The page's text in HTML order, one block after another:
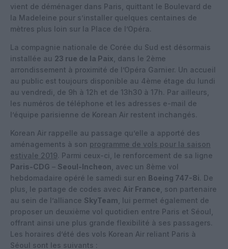
vient de déménager dans Paris, quittant le Boulevard de
la Madeleine pour s’installer quelques centaines de
mètres plus loin sur la Place de l’Opéra.
La compagnie nationale de Corée du Sud est désormais
installée au 23 rue de la Paix , dans le 2ème
arrondissement à proximité de l’Opéra Garnier. Un accueil
au public est toujours disponible au 4ème étage du lundi
au vendredi, de 9h à 12h et de 13h30 à 17h. Par ailleurs,
les numéros de téléphone et les adresses e-mail de
l’équipe parisienne de Korean Air restent inchangés.
Korean Air rappelle au passage qu’elle a apporté des
aménagements à son programme de vols pour la saison
estivale 2019. Parmi ceux-ci, le renforcement de sa ligne
Paris-CDG – Seoul-Incheon , avec un 8ème vol
hebdomadaire opéré le samedi sur en Boeing 747-8i. De
plus, le partage de codes avec Air France , son partenaire
au sein de l’alliance SkyTeam , lui permet également de
proposer un deuxième vol quotidien entre Paris et Séoul,
offrant ainsi une plus grande flexibilité à ses passagers.
Les horaires d’été des vols Korean Air reliant Paris à
Séoul sont les suivants :